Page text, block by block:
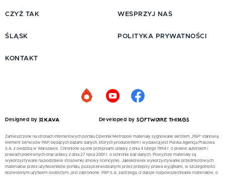
CZYŻ TAK
ŚLĄSK
WESPRZYJ NAS
POLITYKA PRYWATNOŚCI
KONTAKT
Designed by Developed by
Zamieszczone na stronach internetowych portalu Dziennik Metropolii materiały sygnowane skrótem „PAP” stanowią
element Serwisów PAP, będących bazami danych, których producentem i wydawcą jest Polska Agencja Prasowa
S.A. z siedzibą w Warszawie. Chronione są one przepisami ustawy z dnia 4 lutego 1994 r. o prawie autorskim i
prawach pokrewnych oraz ustawy z dnia 27 lipca 2001 r. o ochronie baz danych. Powyższe materiały są
wykorzystywane na podstawie stosownej umowy licencyjnej. Jakiekolwiek wykorzystywanie przedmiotowych
materiałów przez użytkowników portalu, poza przewidzianymi przez przepisy prawa wyjątkami, w szczególności
dozwolonym użytkiem osobistym, jest zabronione. PAP S.A. zastrzega, iż dalsze rozpowszechnianie materiałów, o